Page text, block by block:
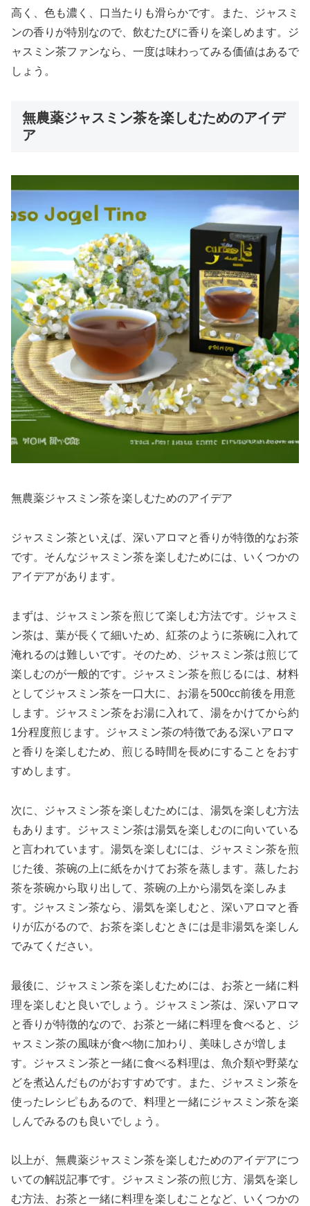
高く、色も濃く、口当たりも滑らかです。また、ジャスミ
ンの香りが特別なので、飲むたびに香りを楽しめます。ジ
ャスミン茶ファンなら、一度は味わってみる価値はあるで
しょう。
無農薬ジャスミン茶を楽しむためのアイデ
ア
無農薬ジャスミン茶を楽しむためのアイデア
ジャスミン茶といえば、深いアロマと香りが特徴的なお茶
です。そんなジャスミン茶を楽しむためには、いくつかの
アイデアがあります。
まずは、ジャスミン茶を煎じて楽しむ方法です。ジャスミ
ン茶は、葉が長くて細いため、紅茶のように茶碗に入れて
淹れるのは難しいです。そのため、ジャスミン茶は煎じて
楽しむのが一般的です。ジャスミン茶を煎じるには、材料
としてジャスミン茶を一口大に、お湯を500cc前後を用意
します。ジャスミン茶をお湯に入れて、湯をかけてから約
1分程度煎じます。ジャスミン茶の特徴である深いアロマ
と香りを楽しむため、煎じる時間を長めにすることをおす
すめします。
次に、ジャスミン茶を楽しむためには、湯気を楽しむ方法
もあります。ジャスミン茶は湯気を楽しむのに向いている
と言われています。湯気を楽しむには、ジャスミン茶を煎
じた後、茶碗の上に紙をかけてお茶を蒸します。蒸したお
茶を茶碗から取り出して、茶碗の上から湯気を楽しみま
す。ジャスミン茶なら、湯気を楽しむと、深いアロマと香
りが広がるので、お茶を楽しむときには是非湯気を楽しん
でみてください。
最後に、ジャスミン茶を楽しむためには、お茶と一緒に料
理を楽しむと良いでしょう。ジャスミン茶は、深いアロマ
と香りが特徴的なので、お茶と一緒に料理を食べると、ジ
ャスミン茶の風味が食べ物に加わり、美味しさが増しま
す。ジャスミン茶と一緒に食べる料理は、魚介類や野菜な
どを煮込んだものがおすすめです。また、ジャスミン茶を
使ったレシピもあるので、料理と一緒にジャスミン茶を楽
しんでみるのも良いでしょう。
以上が、無農薬ジャスミン茶を楽しむためのアイデアにつ
いての解説記事です。ジャスミン茶の煎じ方、湯気を楽し
む方法、お茶と一緒に料理を楽しむことなど、いくつかの